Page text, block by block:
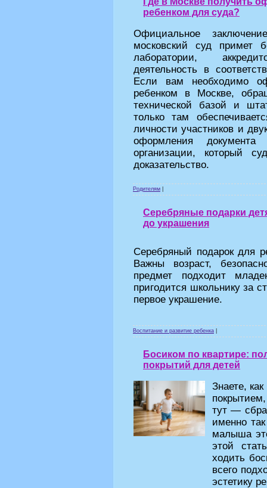
ребенком для суда?
Официальное
московский суд примет
лаборатории,
деятельность в
Если вам необходимо
ребенком в Москве,
технической базой и
только там
личности участников и
оформления
организации, который
доказательство.
Родителям
Серебряные подарки
до украшения
Серебряный подарок для
Важны возраст,
предмет подходит
пригодится школьнику за
первое украшение.
Воспитание и развитие ребенка
Босиком по квартире:
покрытий для детей
Знаете,
тут —
именно
малыша
этой
ходить
всего
эстетику